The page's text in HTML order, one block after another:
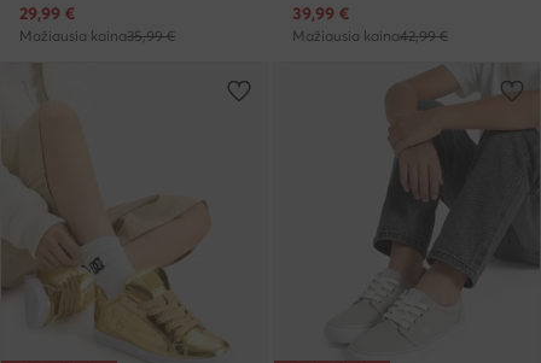
Dabartinė kaina
29,99 €
Mažiausia kaina35,99 €
Dabartinė kaina
39,99 €
Mažiausia kaina42,99 €